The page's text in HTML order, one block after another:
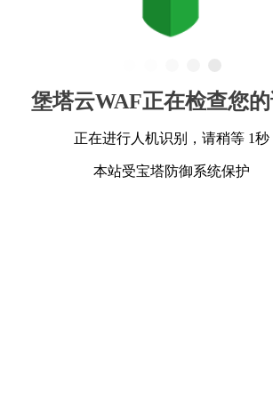
堡塔云WAF正在检查您的
正在进行人机识别，请稍等 1秒
本站受宝塔防御系统保护